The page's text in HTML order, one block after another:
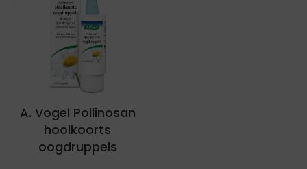
A. Vogel Pollinosan
hooikoorts
oogdruppels